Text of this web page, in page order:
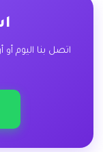
اتصل بنا اليوم